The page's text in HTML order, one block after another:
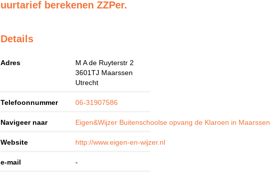
uurtarief berekenen ZZPer.
Details
Adres
M A de Ruyterstr 2
3601TJ Maarssen
Utrecht
Telefoonnummer 06-31907586
Navigeer naar Eigen&Wijzer Buitenschoolse opvang de Klaroen in Maarssen
Website http://www.eigen-en-wijzer.nl
e-mail -